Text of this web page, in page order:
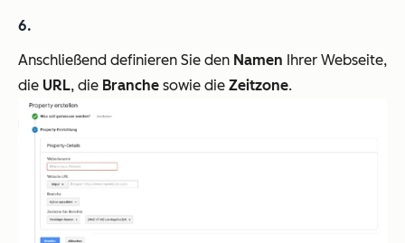
Anschließend definieren Sie den Namen Ihrer Webseite,
die URL, die Branche sowie die Zeitzone.